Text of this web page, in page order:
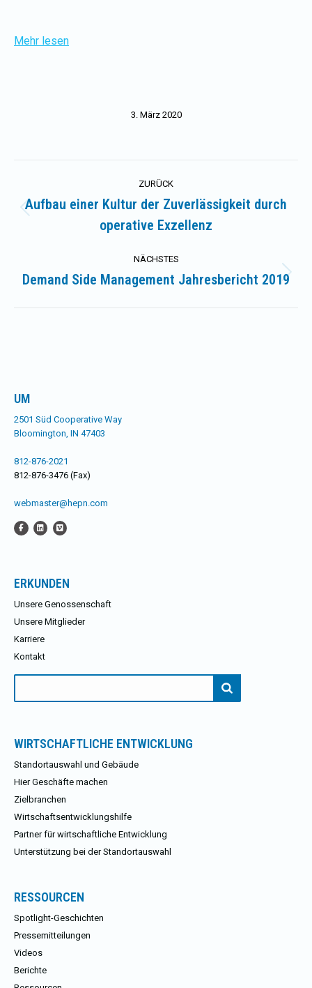
Mehr lesen
3. März 2020
Kommentarnavigation
ZURÜCK
Beitrag:
Aufbau einer Kultur der Zuverlässigkeit durch
operative Exzellenz
NÄCHSTES
Nächster
Demand Side Management Jahresbericht 2019
UM
2501 Süd Cooperative Way
Bloomington, IN 47403
812-876-2021
812-876-3476 (Fax)
webmaster@hepn.com
ERKUNDEN
Unsere Genossenschaft
Unsere Mitglieder
Karriere
Kontakt
WIRTSCHAFTLICHE ENTWICKLUNG
Standortauswahl und Gebäude
Hier Geschäfte machen
Zielbranchen
Wirtschaftsentwicklungshilfe
Partner für wirtschaftliche Entwicklung
Unterstützung bei der Standortauswahl
RESSOURCEN
Spotlight-Geschichten
Pressemitteilungen
Videos
Berichte